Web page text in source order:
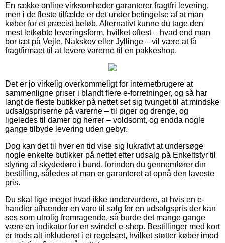
En række online virksomheder garanterer fragtfri levering,
men i de fleste tilfælde er det under betingelse af at man
køber for et præcist beløb. Alternativt kunne du tage den
mest letkøbte leveringsform, hvilket oftest – hvad end man
bor tæt på Vejle, Nakskov eller Jyllinge – vil være at få
fragtfirmaet til at levere varerne til en pakkeshop.
Det er jo virkelig overkommeligt for internetbrugere at
sammenligne priser i blandt flere e-forretninger, og så har
langt de fleste butikker på nettet set sig tvunget til at mindske
udsalgspriserne på varerne – til piger og drenge, og
ligeledes til damer og herrer – voldsomt, og endda nogle
gange tilbyde levering uden gebyr.
Dog kan det til hver en tid vise sig lukrativt at undersøge
nogle enkelte butikker på nettet efter udsalg på Enkeltstyr til
styring af skydedøre i bund. forinden du gennemfører din
bestilling, således at man er garanteret at opnå den laveste
pris.
Du skal lige meget hvad ikke undervurdere, at hvis en e-
handler afhænder en vare til salg for en udsalgspris der kan
ses som utrolig fremragende, så burde det mange gange
være en indikator for en svindel e-shop. Bestillinger med kort
er trods alt inkluderet i et regelsæt, hvilket støtter køber imod